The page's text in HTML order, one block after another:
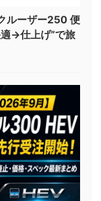
ルーザー250 便
→仕上げ”で旅